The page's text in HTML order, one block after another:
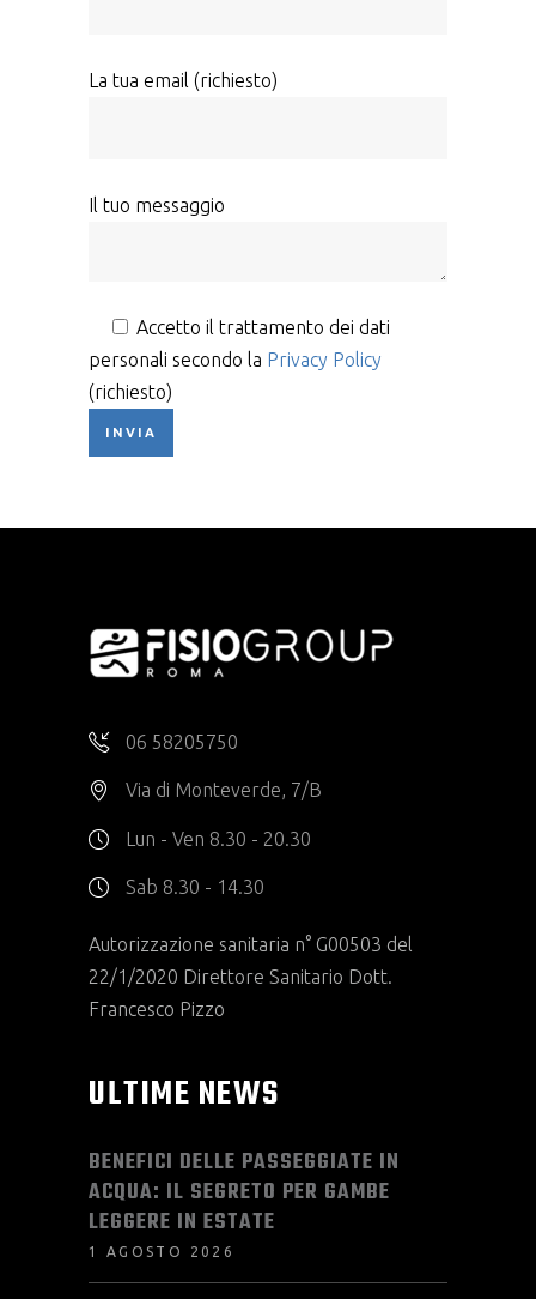
La tua email (richiesto)
Il tuo messaggio
Accetto il trattamento dei dati
personali secondo la Privacy Policy
(richiesto)
06 58205750
Via di Monteverde, 7/B
Lun - Ven 8.30 - 20.30
Sab 8.30 - 14.30
Autorizzazione sanitaria n° G00503 del
22/1/2020 Direttore Sanitario Dott.
Francesco Pizzo
ULTIME NEWS
BENEFICI DELLE PASSEGGIATE IN
ACQUA: IL SEGRETO PER GAMBE
LEGGERE IN ESTATE
1 AGOSTO 2026